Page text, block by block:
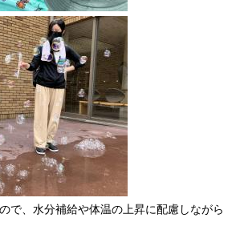
で、水分補給や体温の上昇に配慮しながら